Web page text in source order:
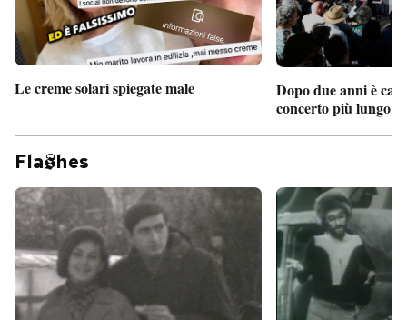
Le creme solari spiegate male
Dopo due anni è
concerto più lungo
Fla hes